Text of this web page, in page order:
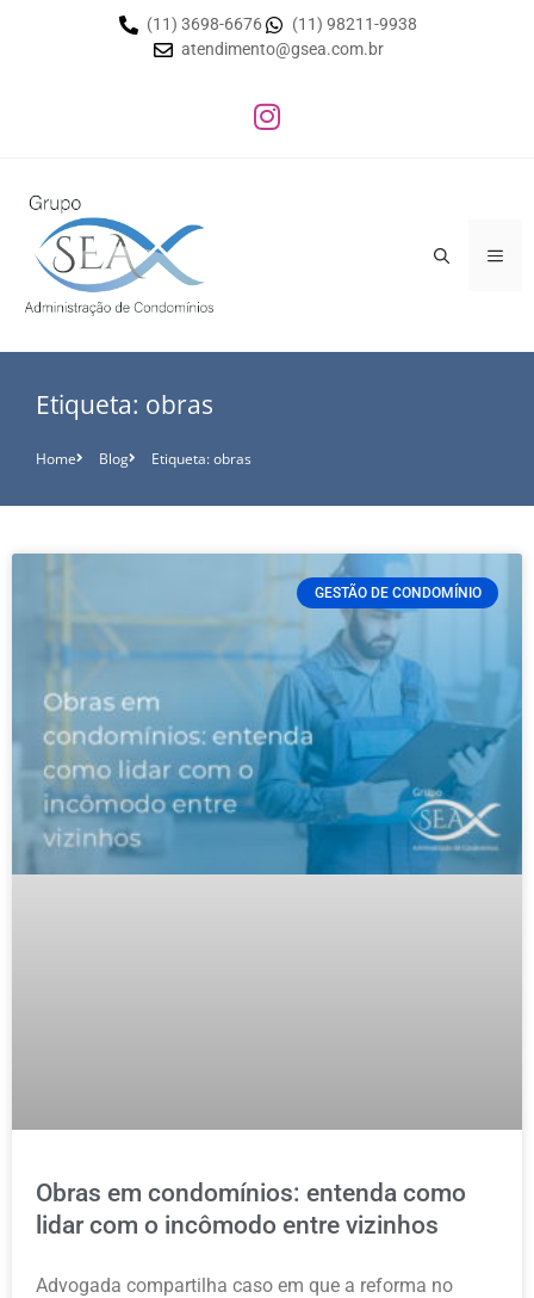
(11) 3698-6676
(11) 98211-9938
atendimento@gsea.com.br
Etiqueta: obras
Home Blog Etiqueta: obras
GESTÃO DE CONDOMÍNIO
Obras em condomínios: entenda como
lidar com o incômodo entre vizinhos
Advogada compartilha caso em que a reforma no